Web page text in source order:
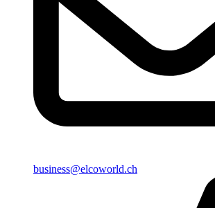
business@elcoworld.ch